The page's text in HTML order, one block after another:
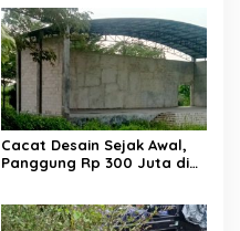
Cacat Desain Sejak Awal,
Panggung Rp 300 Juta di